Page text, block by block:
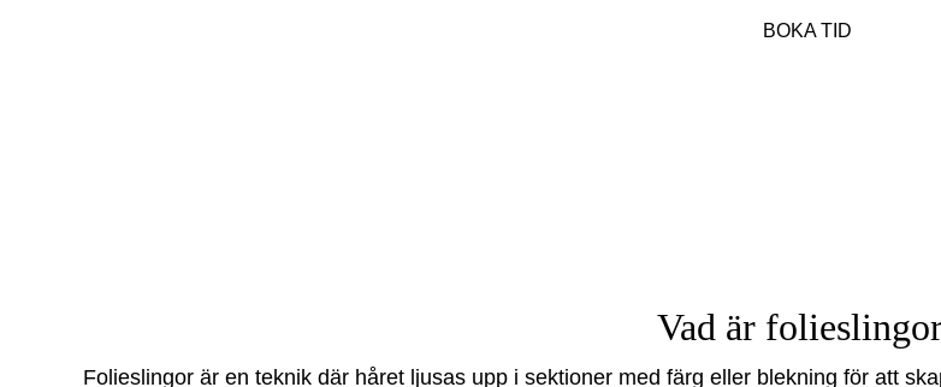
BOKA TID
Vad är
Folieslingor är en teknik där håret ljusas upp i sektioner med färg eller blekning för att